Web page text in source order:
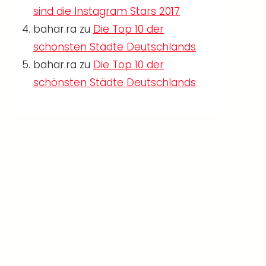
sind die Instagram Stars 2017
bahar.ra zu Die Top 10 der
schönsten Städte Deutschlands
bahar.ra zu Die Top 10 der
schönsten Städte Deutschlands